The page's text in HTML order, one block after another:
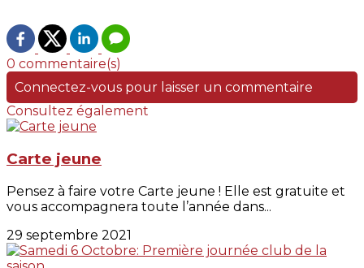
0 commentaire(s)
Connectez-vous pour laisser un commentaire
Consultez également
Carte jeune
Pensez à faire votre Carte jeune ! Elle est gratuite et
vous accompagnera toute l’année dans...
29 septembre 2021